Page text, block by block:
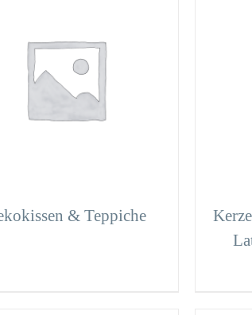
& Teppiche